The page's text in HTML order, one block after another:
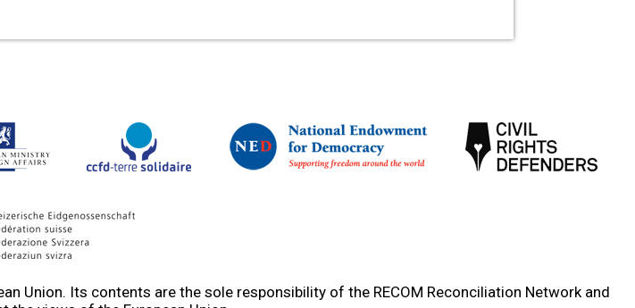
Union. Its contents are the sole responsibility of the RECOM Reconciliation Network and